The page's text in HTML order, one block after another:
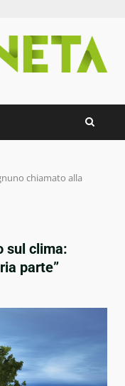
chiamato alla
sul clima:
parte”